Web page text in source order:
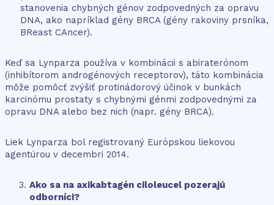
stanovenia chybných génov zodpovedných za opravu
DNA, ako napríklad gény BRCA (gény rakoviny prsníka,
BReast CAncer).
Keď sa Lynparza používa v kombinácii s abiraterónom
(inhibítorom androgénových receptorov), táto kombinácia
môže pomôcť zvýšiť protinádorový účinok v bunkách
karcinómu prostaty s chybnými génmi zodpovednými za
opravu DNA alebo bez nich (napr. gény BRCA).
Liek Lynparza bol registrovaný Európskou liekovou
agentúrou v decembri 2014.
Ako sa na axikabtagén ciloleucel pozerajú
odborníci?